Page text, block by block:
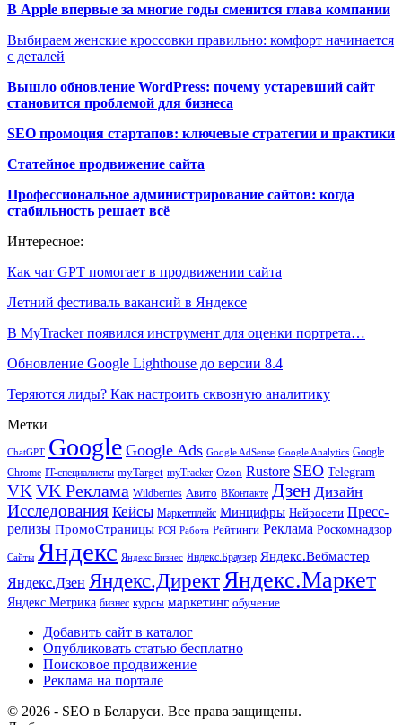
В Apple впервые за многие годы сменится глава компании
Выбираем женские кроссовки правильно: комфорт начинается
с деталей
Вышло обновление WordPress: почему устаревший сайт
становится проблемой для бизнеса
SEO промоция стартапов: ключевые стратегии и практики
Статейное продвижение сайта
Профессиональное администрирование сайтов: когда
стабильность решает всё
Интересное:
Как чат GPT помогает в продвижении сайта
Летний фестиваль вакансий в Яндексе
В MyTracker появился инструмент для оценки портрета…
Обновление Google Lighthouse до версии 8.4
Теряются лиды? Как настроить сквозную аналитику
Метки
ChatGPT Google Google Ads Google AdSense Google Analytics Google
Chrome IT-специалисты myTarget myTracker Ozon Rustore SEO Telegram
VK VK Реклама Wildberries Авито ВКонтакте Дзен Дизайн
Исследования Кейсы Маркетплейс Минцифры Нейросети Пресс-
релизы ПромоСтраницы РСЯ Работа Рейтинги Реклама Роскомнадзор
Сайты Яндекс Яндекс.Бизнес Яндекс.Браузер Яндекс.Вебмастер
Яндекс.Дзен Яндекс.ДиректЯндекс.Маркет
Яндекс.Метрика бизнес курсы маркетинг обучение
Добавить сайт в каталог
Опубликовать статью бесплатно
Поисковое продвижение
Реклама на портале
© 2026 - SEO в Беларуси. Все права защищены.